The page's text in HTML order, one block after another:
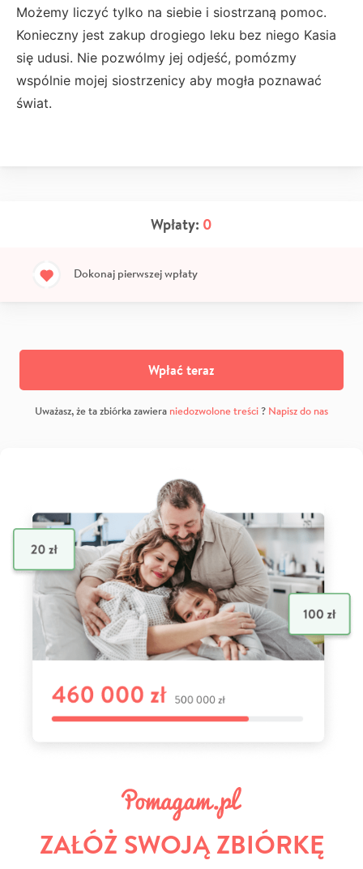
Możemy liczyć tylko na siebie i siostrzaną pomoc.
Konieczny jest zakup drogiego leku bez niego Kasia
się udusi. Nie pozwólmy jej odjeść, pomózmy
wspólnie mojej siostrzenicy aby mogła poznawać
świat.
Wpłaty: 0
Dokonaj pierwszej wpłaty
Wpłać teraz
Uważasz, że ta zbiórka zawiera niedozwolone treści? Napisz do nas
ZAŁÓŻ SWOJĄ ZBIÓRKĘ